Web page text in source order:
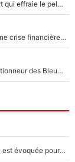
Paul Seixas chez UAE avec Tadej Pogacar : Le transfert qui effraie le peloton, «c’est la pire des choses qui puisse arriver»
Grégory Lorenzi doit renoncer à cinq signatures en pleine crise financière : L’IA propose sept noms à l’OM pour un mercato réussi... à seulement 5M€ !
«Plus grand, je ferai chauffeur-livreur» : Nouveau sélectionneur des Bleus, Zinédine Zidane s’était imaginé un avenir très différent lorsqu'il était enfant
Jeff Hardy s’approche de la retraite : Une piste sérieuse est évoquée pour la reconversion de la légende de la WWE